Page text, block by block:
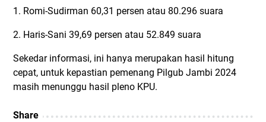
1. Romi-Sudirman 60,31 persen atau 80.296 suara
2. Haris-Sani 39,69 persen atau 52.849 suara
Sekedar informasi, ini hanya merupakan hasil hitung
cepat, untuk kepastian pemenang Pilgub Jambi 2024
masih menunggu hasil pleno KPU.
Share